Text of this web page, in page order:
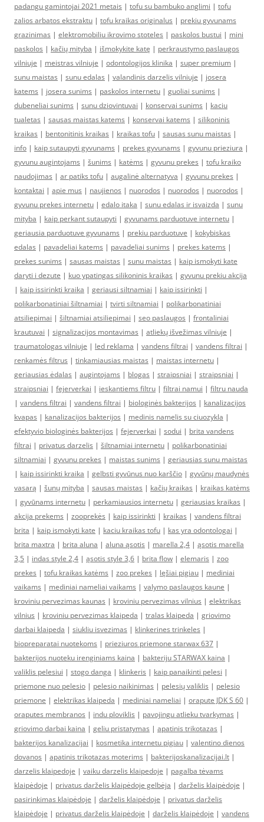
padangu gamintojai 2021 metais | tofu su bambuko anglimi | tofu
zalios arbatos ekstraktu | tofu kraikas originalus | prekiu gyvunams
grazinimas | elektromobiliu ikrovimo stoteles | paskolos bustui | mini
paskolos | kačių mityba | išmokykite katę | perkraustymo paslaugos
vilniuje | meistras vilniuje | odontologijos klinika | super premium |
sunu maistas | sunu edalas | valandinis darzelis vilniuje | josera
katems | josera sunims | paskolos internetu | guoliai sunims |
dubeneliai sunims | sunu dziovintuvai | konservai sunims | kaciu
tualetas | sausas maistas katems | konservai katems | silikoninis
kraikas | bentonitinis kraikas | kraikas tofu | sausas sunu maistas |
info | kaip sutaupyti gyvunams | prekes gyvunams | gyvunu prieziura |
gyvunu augintojams | šunims | katėms | gyvunu prekes | tofu kraiko
naudojimas | ar patiks tofu | augalinė alternatyva | gyvunu prekes |
kontaktai | apie mus | naujienos | nuorodos | nuorodos | nuorodos |
gyvunu prekes internetu | edalo itaka | sunu edalas ir isvaizda | sunu
mityba | kaip perkant sutaupyti | gyvunams parduotuve internetu |
geriausia parduotuve gyvunams | prekiu parduotuve | kokybiskas
edalas | pavadeliai katems | pavadeliai sunims | prekes katems |
prekes sunims | sausas maistas | sunu maistas | kaip ismokyti kate
daryti i dezute | kuo ypatingas silikoninis kraikas | gyvunu prekiu akcija
| kaip issirinkti kraika | geriausi siltnamiai | kaip issirinkti |
polikarbonatiniai šiltnamiai | tvirti siltnamiai | polikarbonatiniai
atsiliepimai | šiltnamiai atsiliepimai | seo paslaugos | frontaliniai
krautuvai | signalizacijos montavimas | atliekų išvežimas vilniuje |
traumatologas vilniuje | led reklama | vandens filtrai | vandens filtrai |
renkamės filtrus | tinkamiausias maistas | maistas internetu |
geriausias ėdalas | augintojams | blogas | straipsniai | straipsniai |
straipsniai | fejerverkai | ieskantiems filtru | filtrai namui | filtru nauda
| vandens filtrai | vandens filtrai | biologinės bakterijos | kanalizacijos
kvapas | kanalizacijos bakterijos | medinis namelis su ciuozykla |
efektyvio biologinės bakterijos | fejerverkai | sodui | brita vandens
filtrai | privatus darzelis | šiltnamiai internetu | polikarbonatiniai
siltnamiai | gyvunu prekes | maistas sunims | geriausias sunu maistas
| kaip issirinkti kraika | gelbsti gyvūnus nuo karščio | gyvūnų maudynės
vasarą | šunų mityba | sausas maistas | kačių kraikas | kraikas katėms
| gyvūnams internetu | perkamiausios internetu | geriausias kraikas |
akcija prekems | zooprekės | kaip issirinkti | kraikas | vandens filtrai
brita | kaip ismokyti kate | kaciu kraikas tofu | kas yra odontologai |
brita maxtra | brita aluna | aluna ąsotis | marella 2,4 | ąsotis marella
3,5 | indas style 2,4 | ąsotis style 3,6 | brita flow | elemaris | zoo
prekes | tofu kraikas katėms | zoo prekes | lęšiai pigiau | mediniai
vaikams | mediniai nameliai vaikams | valymo paslaugos kaune |
kroviniu pervezimas kaunas | kroviniu pervezimas vilnius | elektrikas
vilnius | kroviniu pervezimas klaipeda | tralas klaipeda | griovimo
darbai klaipeda | siukliu isvezimas | klinkerines trinkeles |
biopreparatai nuotekoms | prieziuros priemone starwax 637 |
bakterijos nuoteku irenginiams kaina | bakteriju STARWAX kaina |
valiklis pelesiui | stogo danga | klinkeris | kaip panaikinti pelesi |
priemone nuo pelesio | pelesio naikinimas | pelesių valiklis | pelesio
priemone | elektrikas klaipeda | mediniai nameliai | orapute JDK S 60 |
oraputes membranos | indu ploviklis | pavojingu atlieku tvarkymas |
griovimo darbai kaina | geliu pristatymas | apatinis trikotazas |
bakterijos kanalizacijai | kosmetika internetu pigiau | valentino dienos
dovanos | apatinis trikotazas moterims | bakterijoskanalizacijai.lt |
darzelis klaipedoje | vaiku darzelis klaipedoje | pagalba tėvams
klaipėdoje | privatus darželis klaipėdoje gelbėja | darželis klaipėdoje |
pasirinkimas klaipėdoje | darželis klaipėdoje | privatus darželis
klaipėdoje | privatus darželis klaipėdoje | darželis klaipėdoje | vandens